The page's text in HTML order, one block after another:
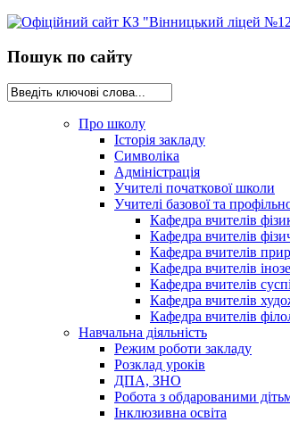
Пошук по сайту
Про школу
Історія закладу
Символіка
Адміністрація
Учителі початкової школи
Учителі базової та
Кафедра вчителів
Кафедра вчителів
Кафедра вчителів
Кафедра вчителів
Кафедра вчителів
Кафедра вчителів
Кафедра вчителів
Навчальна діяльність
Режим роботи закладу
Розклад уроків
ДПА, ЗНО
Робота з обдарованими
Інклюзивна освіта